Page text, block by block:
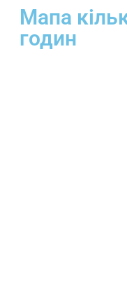
Мапа
годин